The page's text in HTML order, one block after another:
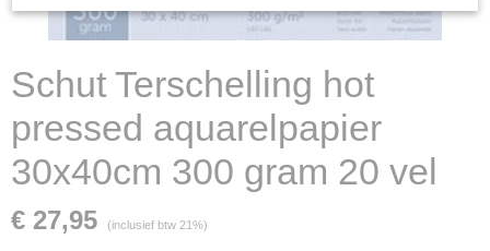
Schut Terschelling hot
pressed aquarelpapier
30x40cm 300 gram 20 vel
€ 27,95 (inclusief btw 21%)